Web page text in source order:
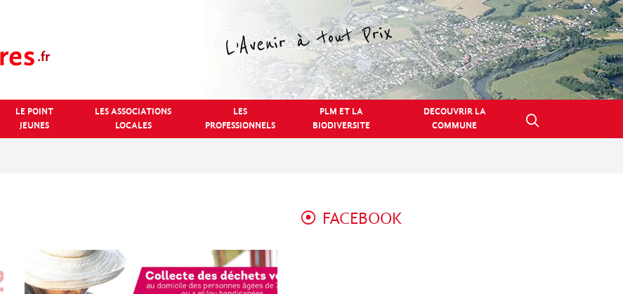
LE POINT
JEUNES
LES ASSOCIATIONS
LOCALES
LES
PROFESSIONNELS
PLM ET LA
BIODIVERSITE
DECOUVRIR LA
COMMUNE
FACEBOOK